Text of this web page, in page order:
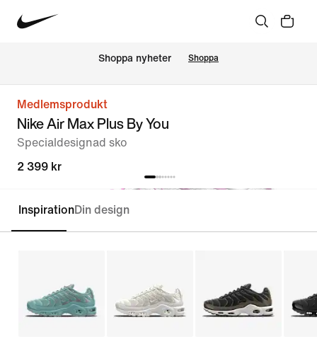
Shoppa nyheter Shoppa
Medlemsprodukt
Nike Air Max Plus By You
Specialdesignad sko
2 399 kr
Specialdesigna
InspirationDin design